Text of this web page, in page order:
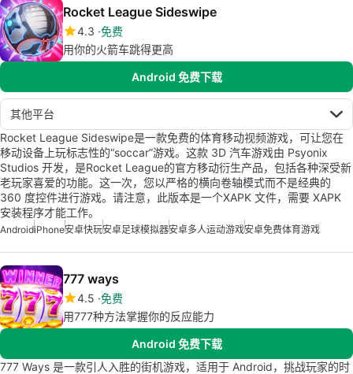
Rocket League Sideswipe
4.3 免费
用你的火箭车跳得更高
Android 免费下载
其他平台
Rocket League Sideswipe是一款免费的体育移动视频游戏，可让您在
移动设备上玩标志性的“soccar”游戏。这款 3D 汽车游戏由 Psyonix
Studios 开发，是Rocket League的官方移动衍生产品，包括各种深受新
老玩家喜爱的功能。这一次，您以严格的横向卷轴模式而不是经典的
360 度控件进行游戏。请注意，此版本是一个XAPK 文件，需要 XAPK
安装程序才能工作。
AndroidiPhone安卓快玩安卓足球模拟器安卓多人运动游戏安卓免费体育游戏
777 ways
4.5 免费
用777种方法掌握你的反应能力
Android 免费下载
777 Ways 是一款引人入胜的街机游戏，适用于 Android，挑战玩家的时